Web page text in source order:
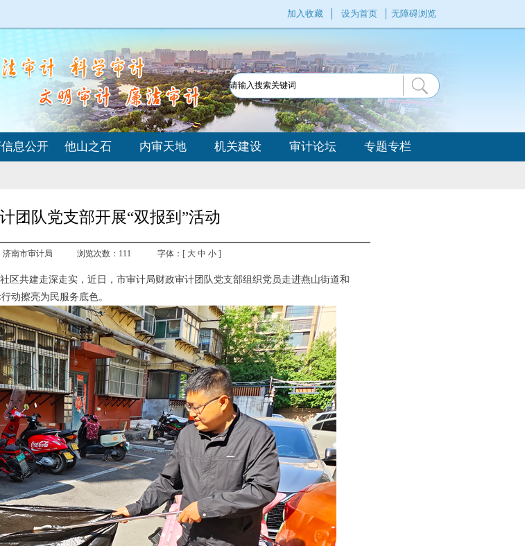
加入收藏 设为首页 无障碍浏览
息公开 他山之石 内审天地 机关建设 审计论坛 专题专栏
团队党支部开展“双报到”活动
济南市审计局 浏览次数： 111 字体：[ 大 中 小]
区共建走深走实，近日，市审计局财政审计团队党支部组织党员走进燕山街道和
动擦亮为民服务底色。